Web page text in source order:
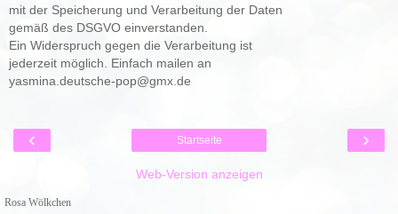
mit der Speicherung und Verarbeitung der Daten
gemäß des DSGVO einverstanden.
Ein Widerspruch gegen die Verarbeitung ist
jederzeit möglich. Einfach mailen an
yasmina.deutsche-pop@gmx.de
‹ ›
Startseite
Web-Version anzeigen
Rosa Wölkchen